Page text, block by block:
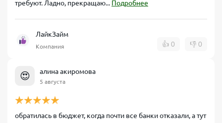
требуют. Ладно, прекращаю... Подробнее
ЛайкЗайм
Компания 👍 0 👎 0
😍 алина акиромова
5 августа
обратилась в бюджет, когда почти все банки отказали, а тут